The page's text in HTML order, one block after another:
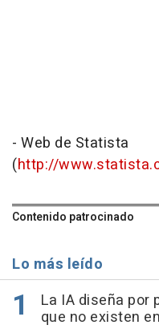
- Web de Statista
(http://
Contenido patrocinado
Lo más leído
La IA diseña por
que no existen